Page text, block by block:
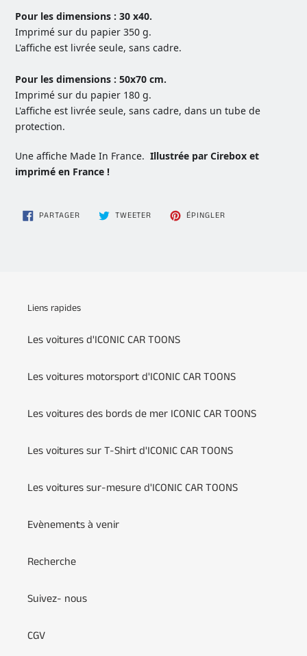
Pour les dimensions : 30 x40.
Imprimé sur du papier 350 g.
L'affiche est livrée seule, sans cadre.
Pour les dimensions : 50x70 cm.
Imprimé sur du papier 180 g.
L'affiche est livrée seule, sans cadre, dans un tube de
protection.
Une affiche Made In France. Illustrée par Cirebox et
imprimé en France !
PARTAGERPARTAGER
SUR
TWEETER TWEETERÉPINGLER
Liens rapides
Les voitures d'ICONIC CAR TOONS
Les voitures motorsport d'ICONIC CAR TOONS
Les voitures des bords de mer ICONIC CAR TOONS
Les voitures sur T-Shirt d'ICONIC CAR TOONS
Les voitures sur-mesure d'ICONIC CAR TOONS
Evènements à venir
Recherche
Suivez- nous
CGV